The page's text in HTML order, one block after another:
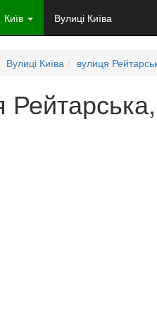
Київ Вулиці Київа
Вулиці Київа вулиця